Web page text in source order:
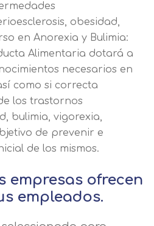
obesidad,
en Anorexia y Bulimia:
Alimentaria dotará a
necesarios en
como si correcta
los trastornos
bulimia, vigorexia,
de prevenir e
de los mismos.
empresas ofrecen
empleados.